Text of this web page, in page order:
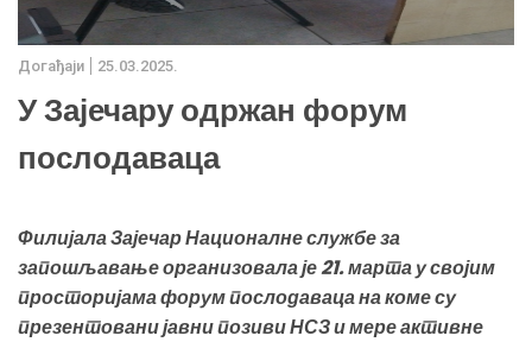
Дoгађаjи 25.03.2025.
У Зајечару одржан форум
послодаваца
Филијала Зајечар Националне службе за
запошљавање организовала је 21. марта у својим
просторијама форум послодаваца на коме су
презентовани јавни позиви НСЗ и мере активне